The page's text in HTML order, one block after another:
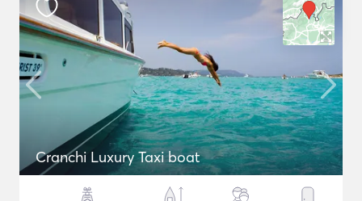
Cranchi Luxury Taxi boat